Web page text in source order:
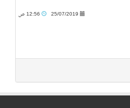
25/07/2019